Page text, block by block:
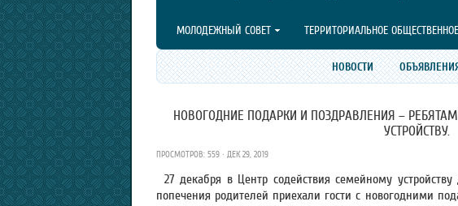
МОЛОДЕЖНЫЙ СОВЕТ ТЕРРИТОРИАЛЬНОЕ
НОВОСТИ
НОВОГОДНИЕ ПОДАРКИ И ПОЗДРАВЛЕНИЯ –
УСТРОЙСТВУ.
ПРОСМОТРОВ: 559 · ДЕК 29, 2019
27 декабря в Центр содействия семейному
попечения родителей приехали гости с новогодними